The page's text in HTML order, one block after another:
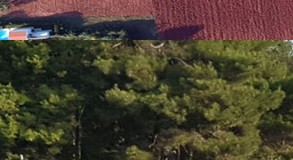
istraživača – izobrazba novih doktora
Černe, viši znanstveni suradnik na
iz Maroka. Projekt se nadovezuje na
bilateralni projekt sa naslovom ''Valorizacija
sa slovenskim institutom Jožef Stefan, a
projekte. U fokusu istraživanja je razvoj
kulturama. Komina, iako bogata